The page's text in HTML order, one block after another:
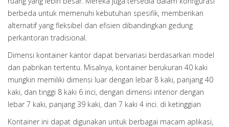
berbeda untuk memenuhi kebutuhan spesifik, memberikan
alternatif yang fleksibel dan efisien dibandingkan gedung
perkantoran tradisional.
Dimensi kontainer kantor dapat bervariasi berdasarkan model
dan pabrikan tertentu. Misalnya, kontainer berukuran 40 kaki
mungkin memiliki dimensi luar dengan lebar 8 kaki, panjang 40
kaki, dan tinggi 8 kaki 6 inci, dengan dimensi interior dengan
lebar 7 kaki, panjang 39 kaki, dan 7 kaki 4 inci. di ketinggian
Kontainer ini dapat digunakan untuk berbagai macam aplikasi,